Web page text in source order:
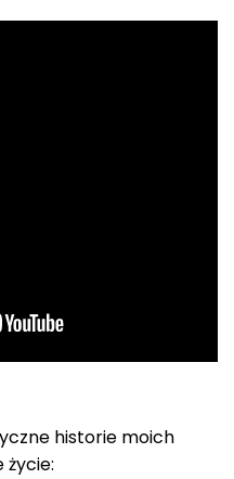
historie moich